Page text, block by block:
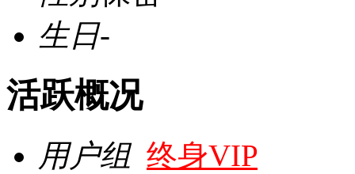
生日-
活跃概况
用户组 终身VIP